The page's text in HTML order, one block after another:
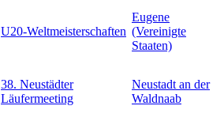
U20-Weltmeisterschaften
Eugene
(Vereinigte
Staaten)
38. Neustädter
Läufermeeting
Neustadt an der
Waldnaab